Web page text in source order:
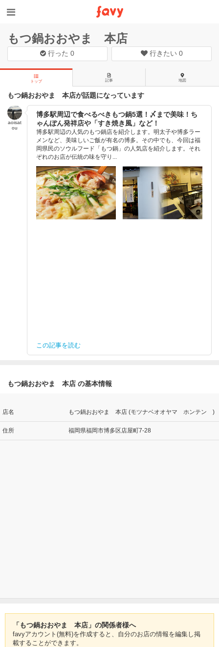
もつ鍋おおやま 本店
行った0 行きたい 0
トップ 記事 地図
もつ鍋おおやま 本店が話題になっています
aoisat
ou
博多駅周辺で食べるべきもつ鍋5選！〆まで美味！ち
ゃんぽん発祥店や「すき焼き風」など！
博多駅周辺の人気のもつ鍋店を紹介します。明太子や博多ラー
メンなど、美味しいご飯が有名の博多。その中でも、今回は福
岡県民のソウルフード「もつ鍋」の人気店を紹介します。それ
ぞれのお店が伝統の味を守り...
この記事を読む
もつ鍋おおやま 本店 の基本情報
店名 もつ鍋おおやま 本店 (モツナベオオヤマ ホンテン )
住所 福岡県福岡市博多区店屋町7-28
「もつ鍋おおやま 本店」の関係者様へ
favyアカウント(無料)を作成すると、自分のお店の情報を編集し掲
載することができます。